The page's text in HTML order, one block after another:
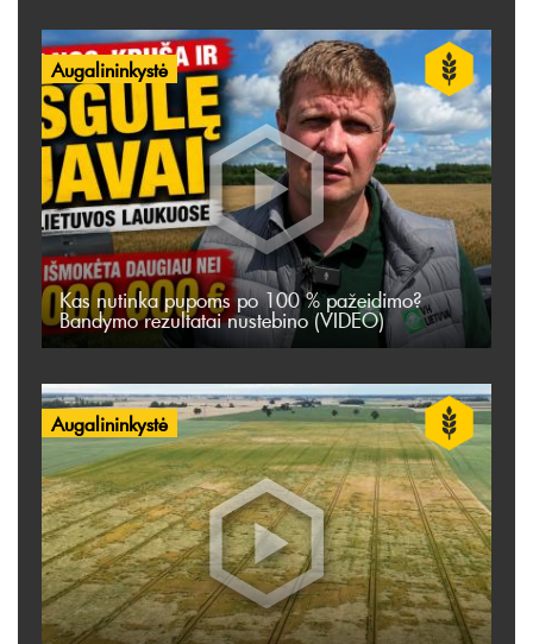
Augalininkystė
Kas nutinka pupoms po 100 % pažeidimo?
Bandymo rezultatai nustebino (VIDEO)
Augalininkystė